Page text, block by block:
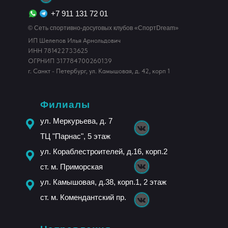
Филиалы
ул. Меркурьева, д. 7
ТЦ "Парнас", 5 этаж
ул. Кораблестроителей, д.16, корп.2
ст. м. Приморская
ул. Камышовая, д.38, корп.1, 2 этаж
ст. м. Комендантский пр.
© Сеть спортивно-досуговых клубов «СпортDream»
ИП Шелепов Илья Арнольдович
ИНН 781422733625
ОГРНИП 317784700260139
г. Санкт - Петербург, ул. Камышовая, д. 42, корп 1
+7 911 131 72 01